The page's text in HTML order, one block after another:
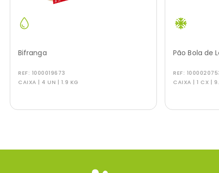
Bifranga
REF: 1000019673
CAIXA | 4 UN | 1.9 KG
Pão Bola de
REF:
CAIXA | 1 CX |